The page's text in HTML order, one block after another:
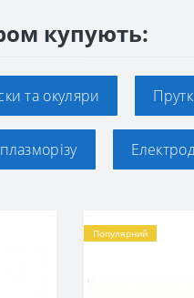
купують:
та окуляри
Популярний